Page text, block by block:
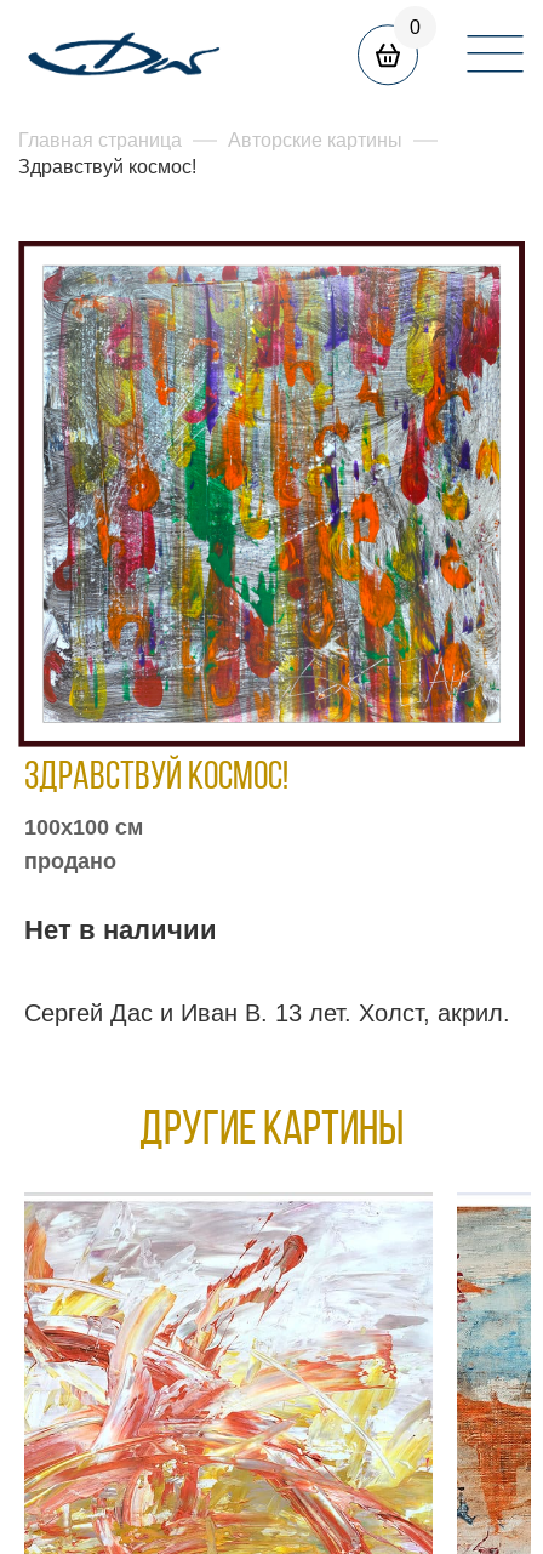
0
Главная страница
Авторские картины
Здравствуй космос!
Здравствуй космос!
100х100 см
продано
Нет в наличии
Сергей Дас и Иван В. 13 лет. Холст, акрил.
Другие КАРТИНЫ